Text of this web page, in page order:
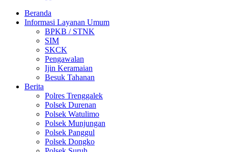
Beranda
Informasi Layanan Umum
BPKB / STNK
SIM
SKCK
Pengawalan
Ijin Keramaian
Besuk Tahanan
Berita
Polres Trenggalek
Polsek Durenan
Polsek Watulimo
Polsek Munjungan
Polsek Panggul
Polsek Dongko